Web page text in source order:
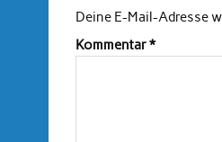
Deine E-Mail-Adresse
Kommentar*